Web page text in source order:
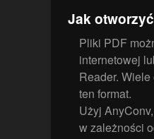
Jak
Pliki PDF
internetowej
Reader.
ten format.
Użyj
w zależności